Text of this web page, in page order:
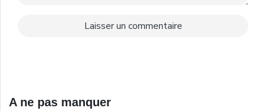
A ne pas manquer